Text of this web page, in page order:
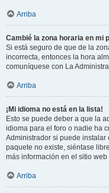
Arriba
Cambié la zona horaria en mi
Si está seguro de que de la
incorrecta, entonces la hora
comuníquese con La
Arriba
¡Mi idioma no está en la lista!
Esto se puede deber a que la
idioma para el foro o nadie ha
Administrador si puede instalar
paquete no existe, siéntase
más información en el sitio web
Arriba